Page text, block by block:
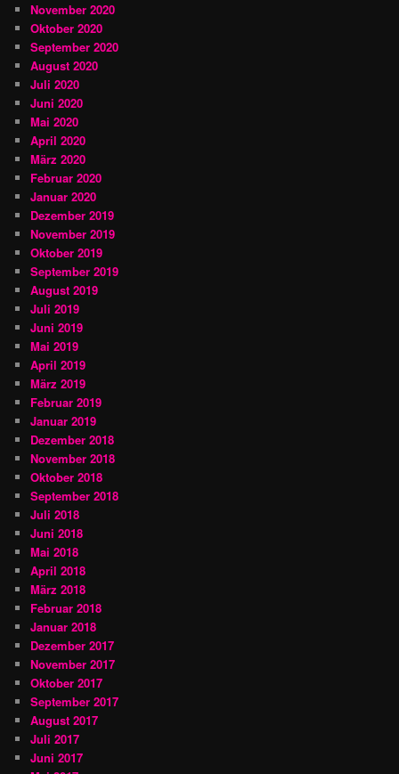
November 2020
Oktober 2020
September 2020
August 2020
Juli 2020
Juni 2020
Mai 2020
April 2020
März 2020
Februar 2020
Januar 2020
Dezember 2019
November 2019
Oktober 2019
September 2019
August 2019
Juli 2019
Juni 2019
Mai 2019
April 2019
März 2019
Februar 2019
Januar 2019
Dezember 2018
November 2018
Oktober 2018
September 2018
Juli 2018
Juni 2018
Mai 2018
April 2018
März 2018
Februar 2018
Januar 2018
Dezember 2017
November 2017
Oktober 2017
September 2017
August 2017
Juli 2017
Juni 2017